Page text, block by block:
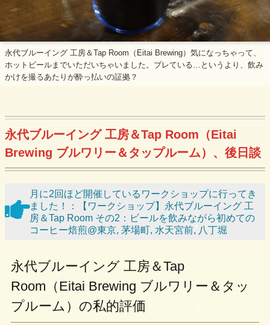
永代ブルーイング 工房＆Tap Room（Eitai Brewing）気になっちゃって、
ホットビールまでいただいちゃいました。ブレている…というより、飲み
かけを撮るあたりが酔っ払いの証拠？
永代ブルーイング 工房＆Tap Room（Eitai
Brewing ブルワリー＆タップルーム）、後日談
月に2回ほど開催しているワークショップに行ってき
ました！：【ワークショップ】永代ブルーイング 工
房＆Tap Room その2：ビールを飲みながら初めての
コーヒー焙煎@東京, 茅場町, 水天宮前, 八丁堀
永代ブルーイング 工房＆Tap
Room（Eitai Brewing ブルワリー＆タッ
プルーム）の私的評価